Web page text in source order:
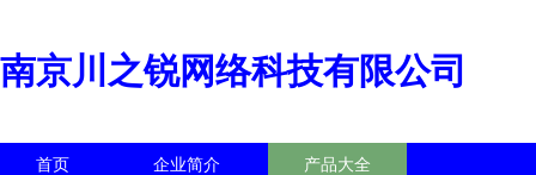
南京川之锐网络科技有限公司
首页 企业简介 产品大全